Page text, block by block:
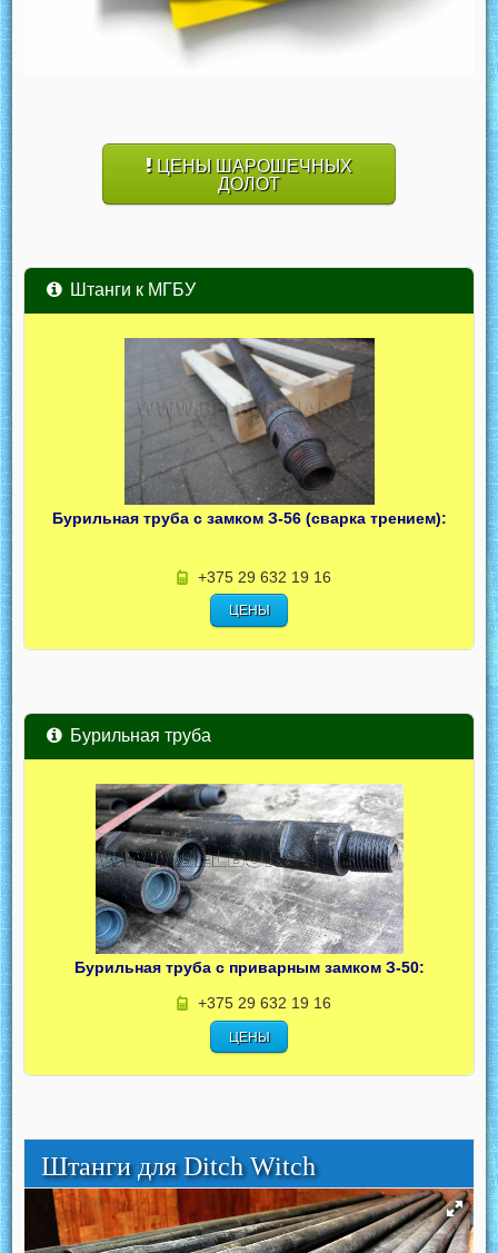
ЦЕНЫ ШАРОШЕЧНЫХ
ДОЛОТ
Штанги к МГБУ
Бурильная труба с замком З-56 (сварка трением):
+375 29 632 19 16
ЦЕНЫ
Бурильная труба
Бурильная труба с приварным замком З-50:
+375 29 632 19 16
ЦЕНЫ
Штанги для Ditch Witch